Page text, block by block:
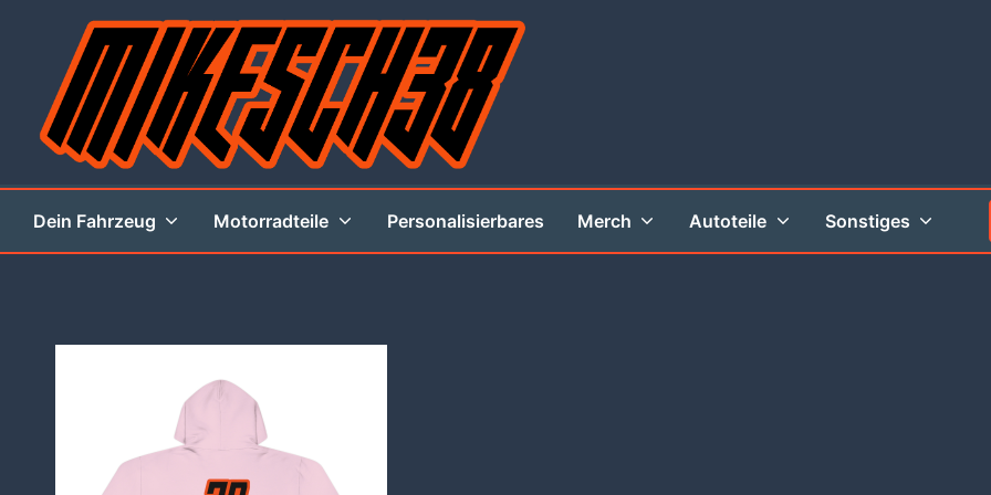
springen
MIKESCH38
Dein Fahrzeug Motorradteile Personalisierbares Merch Autoteile Sonstiges